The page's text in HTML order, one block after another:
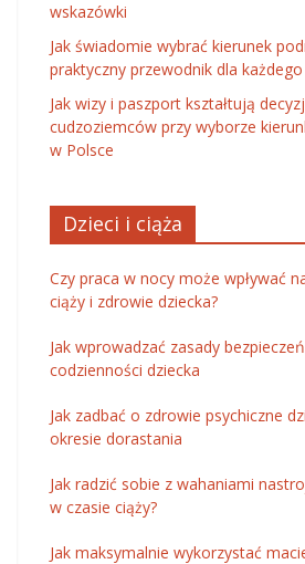
wskazówki
Jak świadomie wybrać kierunek
praktyczny przewodnik dla
Jak wizy i paszport kształtują
cudzoziemców przy wyborze
w Polsce
Dzieci i ciąża
Czy praca w nocy może wpływać
ciąży i zdrowie dziecka?
Jak wprowadzać zasady
codzienności dziecka
Jak zadbać o zdrowie psychiczne
okresie dorastania
Jak radzić sobie z wahaniami
w czasie ciąży?
Jak maksymalnie wykorzystać